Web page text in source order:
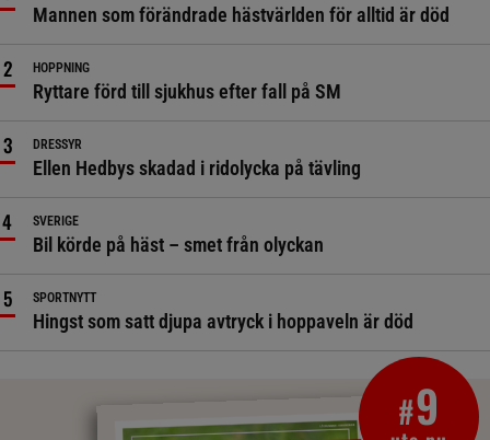
Mannen som förändrade hästvärlden för alltid är död
HOPPNING
Ryttare förd till sjukhus efter fall på SM
DRESSYR
Ellen Hedbys skadad i ridolycka på tävling
SVERIGE
Bil körde på häst – smet från olyckan
SPORTNYTT
Hingst som satt djupa avtryck i hoppaveln är död
#9